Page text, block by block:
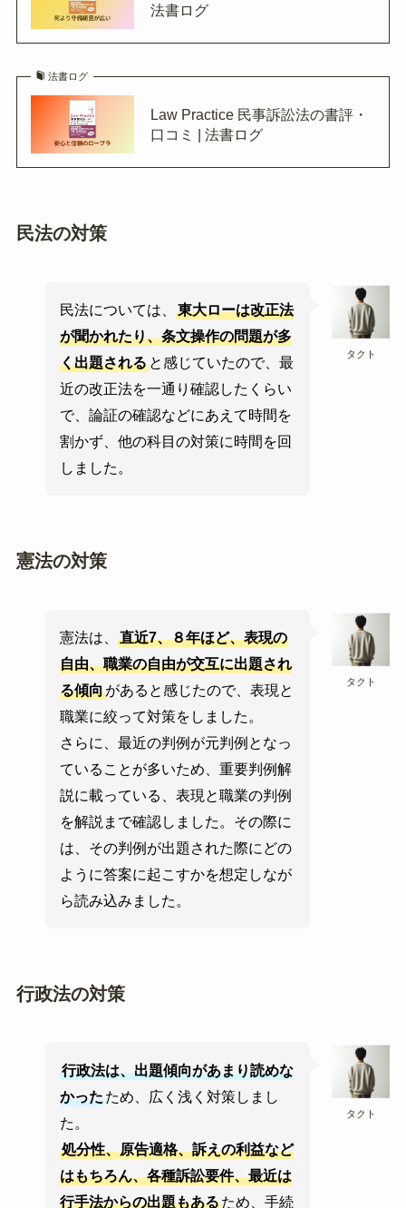
法書ログ
法書ログ
Law Practice 民事訴訟法の書評・
口コミ | 法書ログ
民法の対策
タクト
民法については、東大ローは改正法
が聞かれたり、条文操作の問題が多
く出題される と感じていたので、最
近の改正法を一通り確認したくらい
で、論証の確認などにあえて時間を
割かず、他の科目の対策に時間を回
しました。
憲法の対策
タクト
憲法は、直近7、８年ほど、表現の
自由、職業の自由が交互に出題され
る傾向があると感じたので、表現と
職業に絞って対策をしました。
さらに、最近の判例が元判例となっ
ていることが多いため、重要判例解
説に載っている、表現と職業の判例
を解説まで確認しました。その際に
は、その判例が出題された際にどの
ように答案に起こすかを想定しなが
ら読み込みました。
行政法の対策
タクト
行政法は、出題傾向があまり読めな
かったため、広く浅く対策しまし
た。
処分性、原告適格、訴えの利益など
はもちろん、各種訴訟要件、最近は
行手法からの出題もあるため、手続